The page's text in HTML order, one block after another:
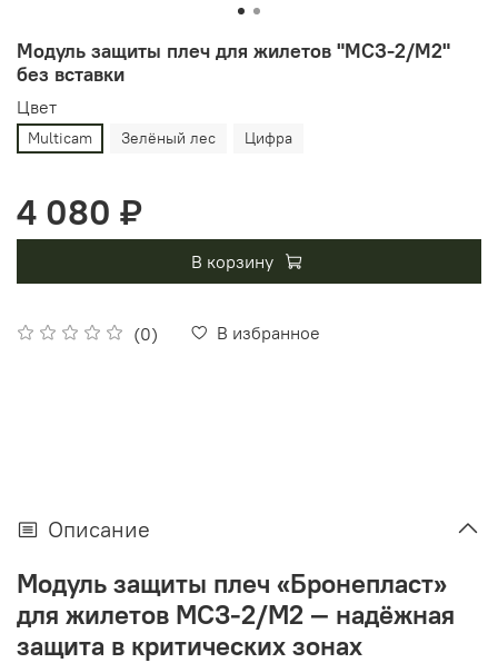
Модуль защиты плеч для жилетов "МСЗ-2/М2"
без вставки
(0) В избранное
Цвет
Multicam Зелёный лес Цифра
4 080 ₽
В корзину
Описание
Модуль защиты плеч «Бронепласт»
для жилетов МСЗ-2/М2 — надёжная
защита в критических зонах